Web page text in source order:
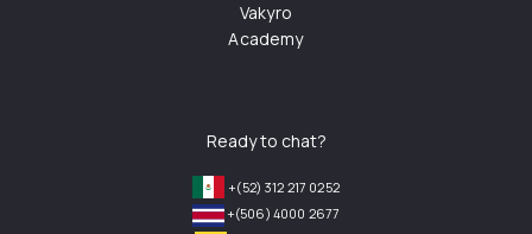
Vakyro
Academy
Ready to chat?
+(52) 312 217 0252
+(506) 4000 2677